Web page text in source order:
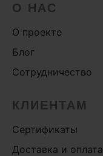
О НАС
О проекте
Блог
Сотрудничество
КЛИЕНТАМ
Сертификаты
Доставка и оплата